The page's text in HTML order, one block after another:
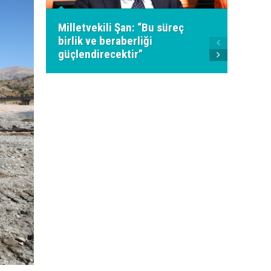
Milletvekili Şan: “Bu süreç
birlik ve beraberliği
güçlendirecektir”